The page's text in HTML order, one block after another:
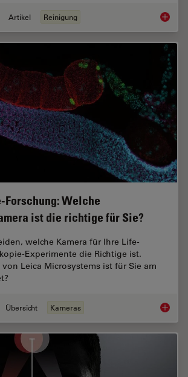
Artikel Reinigung ISO
Welche
ist die richtige für Sie?
welche Kamera für Ihre Life-
Experimente die Richtige ist.
von Leica Microsystems ist für Sie am
Übersicht Kameras Life-